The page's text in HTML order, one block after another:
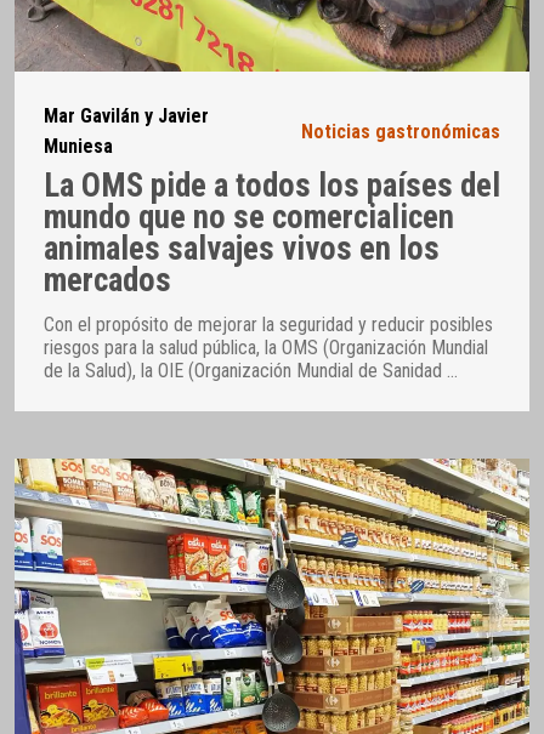
Mar Gavilán y Javier
Muniesa
Noticias gastronómicas
La OMS pide a todos los países del
mundo que no se comercialicen
animales salvajes vivos en los
mercados
Con el propósito de mejorar la seguridad y reducir posibles
riesgos para la salud pública, la OMS (Organización Mundial
de la Salud), la OIE (Organización Mundial de Sanidad …